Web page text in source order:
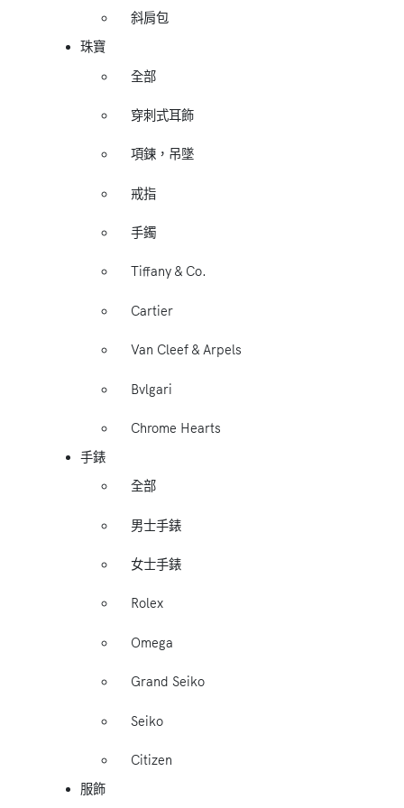
斜肩包
珠寶
全部
穿刺式耳飾
項鍊，吊墜
戒指
手鐲
Tiffany & Co.
Cartier
Van Cleef & Arpels
Bvlgari
Chrome Hearts
手錶
全部
男士手錶
女士手錶
Rolex
Omega
Grand Seiko
Seiko
Citizen
服飾